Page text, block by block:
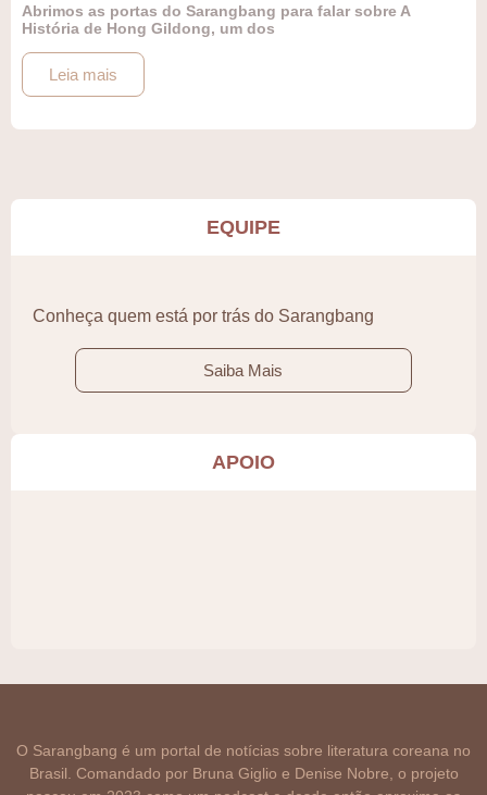
Abrimos as portas do Sarangbang para falar sobre A
História de Hong Gildong, um dos
Leia mais
EQUIPE
Conheça quem está por trás do Sarangbang
Saiba Mais
APOIO
O Sarangbang é um portal de notícias sobre literatura coreana no
Brasil. Comandado por Bruna Giglio e Denise Nobre, o projeto